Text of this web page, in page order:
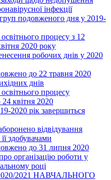
інфекції
подовженого дня у 2019-
процесу з 12
2020 року
робочих днів у 2020
до 22 травня 2020
днів
процесу
квітня 2020
2020 рік завершиться
відвідування
здобувачами
до 31 липня 2020
організацію роботи у
році
2021 НАВЧАЛЬНОГО